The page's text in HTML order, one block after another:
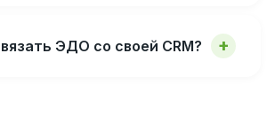
ЭДО со своей CRM?